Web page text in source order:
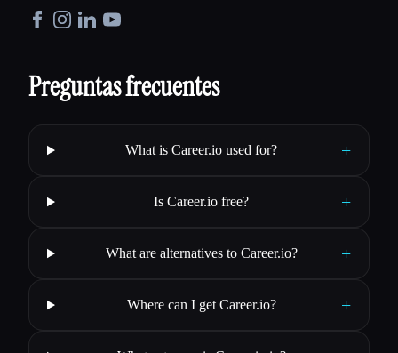
Preguntas frecuentes
What is Career.io used for? +
Is Career.io free? +
What are alternatives to Career.io? +
Where can I get Career.io? +